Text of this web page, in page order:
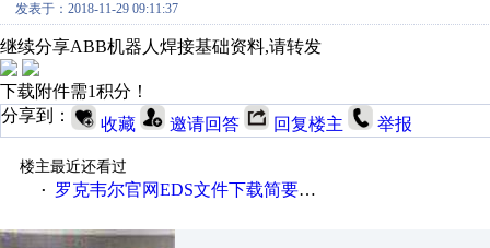
发表于：2018-11-29 09:11:37
继续分享ABB机器人焊接基础资料,请转发
下载附件需1积分！
分享到：
收藏 邀请回答 回复楼主 举报
楼主最近还看过
·
罗克韦尔官网EDS文件下载简要说明